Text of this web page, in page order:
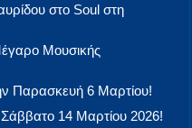
στο Soul στη
Μουσικής
Παρασκευή 6 Μαρτίου!
Σάββατο 14 Μαρτίου 2026!